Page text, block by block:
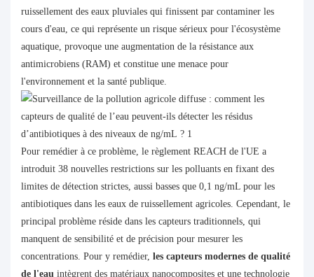
ruissellement des eaux pluviales qui finissent par contaminer les
cours d'eau, ce qui représente un risque sérieux pour l'écosystème
aquatique, provoque une augmentation de la résistance aux
antimicrobiens (RAM) et constitue une menace pour
l'environnement et la santé publique.
Pour remédier à ce problème, le règlement REACH de l'UE a
introduit 38 nouvelles restrictions sur les polluants en fixant des
limites de détection strictes, aussi basses que 0,1 ng/mL pour les
antibiotiques dans les eaux de ruissellement agricoles. Cependant, le
principal problème réside dans les capteurs traditionnels, qui
manquent de sensibilité et de précision pour mesurer les
concentrations. Pour y remédier, les capteurs modernes de qualité
de l'eau intègrent des matériaux nanocomposites et une technologie